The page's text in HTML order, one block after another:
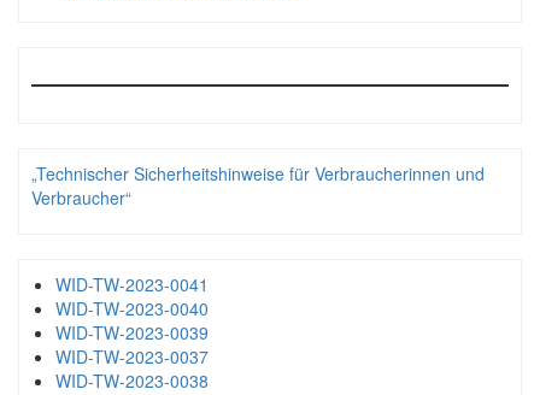
„Technischer Sicherheitshinweise für Verbraucherinnen und
Verbraucher“
WID-TW-2023-0041
WID-TW-2023-0040
WID-TW-2023-0039
WID-TW-2023-0037
WID-TW-2023-0038